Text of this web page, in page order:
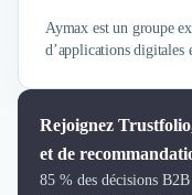
Aymax est un groupe
d’applications digitales
Rejoignez
et de
85 % des décisions